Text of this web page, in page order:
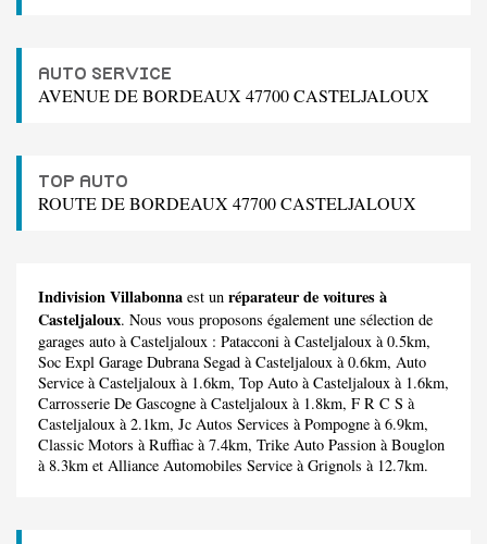
AUTO SERVICE
AVENUE DE BORDEAUX 47700 CASTELJALOUX
TOP AUTO
ROUTE DE BORDEAUX 47700 CASTELJALOUX
Indivision Villabonna est un réparateur de voitures à
Casteljaloux. Nous vous proposons également une sélection de
garages auto à Casteljaloux : Patacconi à Casteljaloux à 0.5km,
Soc Expl Garage Dubrana Segad à Casteljaloux à 0.6km, Auto
Service à Casteljaloux à 1.6km, Top Auto à Casteljaloux à 1.6km,
Carrosserie De Gascogne à Casteljaloux à 1.8km, F R C S à
Casteljaloux à 2.1km, Jc Autos Services à Pompogne à 6.9km,
Classic Motors à Ruffiac à 7.4km, Trike Auto Passion à Bouglon
à 8.3km et Alliance Automobiles Service à Grignols à 12.7km.